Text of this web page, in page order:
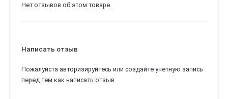
Нет отзывов об этом товаре.
Написать отзыв
Пожалуйста авторизируйтесь или создайте учетную запись
перед тем как написать отзыв